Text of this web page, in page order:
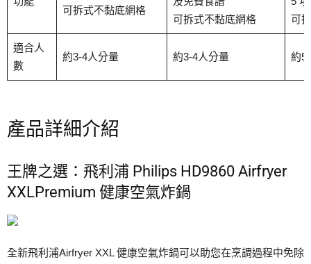
可拆式不黏底網格
可拆式不黏底網格
可
適合人
數
約3-4人分量 約3-4人分量 約
產品詳細介紹
王牌之選：飛利浦 Philips HD9860 Airfryer
XXLPremium 健康空氣炸鍋
全新飛利浦Airfryer XXL 健康空氣炸鍋可以助您在烹調過程中免除